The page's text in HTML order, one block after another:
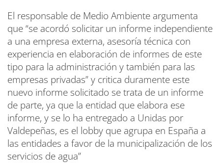
El responsable de Medio Ambiente argumenta
que “se acordó solicitar un informe independiente
a una empresa externa, asesoría técnica con
experiencia en elaboración de informes de este
tipo para la administración y también para las
empresas privadas” y critica duramente este
nuevo informe solicitado se trata de un informe
de parte, ya que la entidad que elabora ese
informe, y se lo ha entregado a Unidas por
Valdepeñas, es el lobby que agrupa en España a
las entidades a favor de la municipalización de los
servicios de agua”